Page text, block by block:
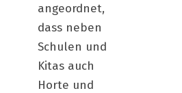
angeordnet,
dass neben
Schulen und
Kitas auch
Horte und